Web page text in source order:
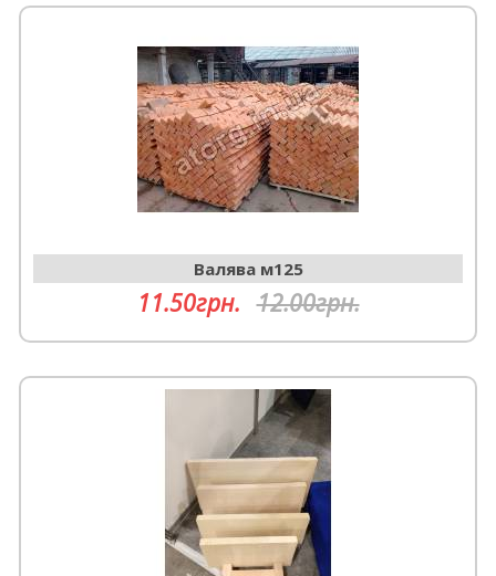
Валява м125
11.50грн. 12.00грн.